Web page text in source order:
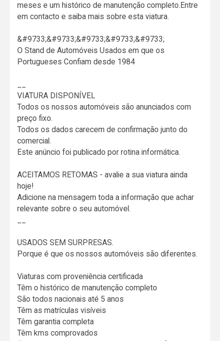
meses e um histórico de manutenção completo.Entre
em contacto e saiba mais sobre esta viatura.
&#9733;&#9733;&#9733;&#9733;&#9733;
O Stand de Automóveis Usados em que os
Portugueses Confiam desde 1984
VIATURA DISPONÍVEL
Todos os nossos automóveis são anunciados com
preço fixo.
Todos os dados carecem de confirmação junto do
comercial.
Este anúncio foi publicado por rotina informática.
ACEITAMOS RETOMAS - avalie a sua viatura ainda
hoje!
Adicione na mensagem toda a informação que achar
relevante sobre o seu automóvel.
USADOS SEM SURPRESAS.
Porque é que os nossos automóveis são diferentes.
Viaturas com proveniência certificada
Têm o histórico de manutenção completo
São todos nacionais até 5 anos
Têm as matrículas visíveis
Têm garantia completa
Têm kms comprovados